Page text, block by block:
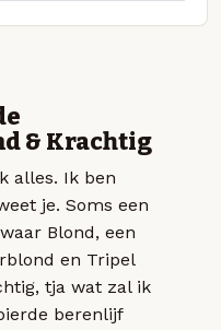
& Krachtig
alles. Ik ben
je. Soms een
Blond, een
en Tripel
tja wat zal ik
berenlijf